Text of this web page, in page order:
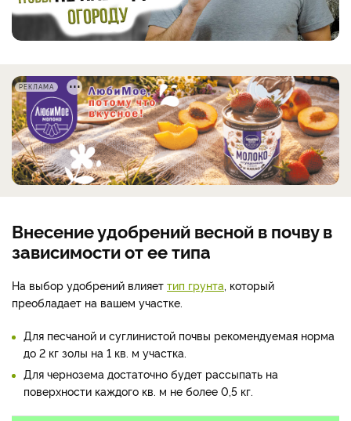
РЕКЛАМА
Внесение удобрений весной в почву в
зависимости от ее типа
На выбор удобрений влияет тип грунта, который
преобладает на вашем участке.
Для песчаной и суглинистой почвы рекомендуемая норма
до 2 кг золы на 1 кв. м участка.
Для чернозема достаточно будет рассыпать на
поверхности каждого кв. м не более 0,5 кг.